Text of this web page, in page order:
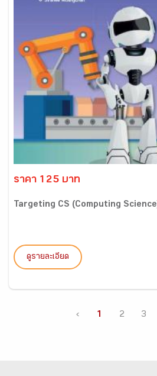
ราคา 125 บาท
Targeting CS (Computing
ดูรายละเอียด
‹ 1 2 3